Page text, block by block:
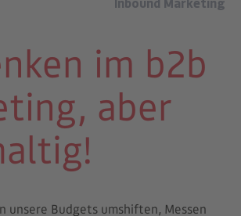
im b2b
aber
unsere Budgets umshiften, Messen